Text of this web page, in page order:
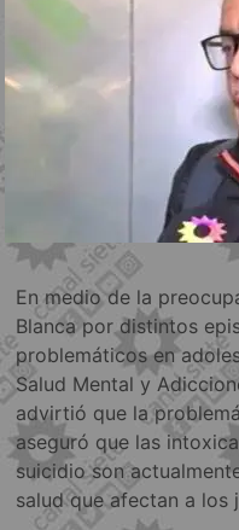
En medio de la
Blanca por distintos
problemáticos en
Salud Mental y
advirtió que la
aseguró que las
suicidio son
salud que afectan a los